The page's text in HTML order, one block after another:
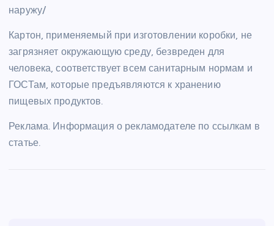
наружу/
Картон, применяемый при изготовлении коробки, не
загрязняет окружающую среду, безвреден для
человека, соответствует всем санитарным нормам и
ГОСТам, которые предъявляются к хранению
пищевых продуктов.
Реклама. Информация о рекламодателе по ссылкам в
статье.